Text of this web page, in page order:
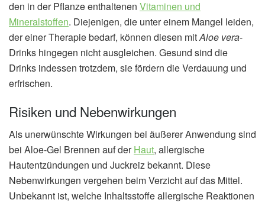
den in der Pflanze enthaltenen Vitaminen und
Mineralstoffen. Diejenigen, die unter einem Mangel leiden,
der einer Therapie bedarf, können diesen mitAloe vera-
Drinks hingegen nicht ausgleichen. Gesund sind die
Drinks indessen trotzdem, sie fördern die Verdauung und
erfrischen.
Risiken und Nebenwirkungen
Als unerwünschte Wirkungen bei äußerer Anwendung sind
bei Aloe-Gel Brennen auf derHaut, allergische
Hautentzündungen und Juckreiz bekannt. Diese
Nebenwirkungen vergehen beim Verzicht auf das Mittel.
Unbekannt ist, welche Inhaltsstoffe allergische Reaktionen